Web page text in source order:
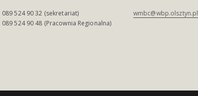
089 524 90 32 (sekretariat)
089 524 90 48 (Pracownia Regionalna)
wmbc@wbp.olsztyn.pl